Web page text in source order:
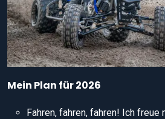
Mein Plan für 2026
Fahren, fahren, fahren! Ich